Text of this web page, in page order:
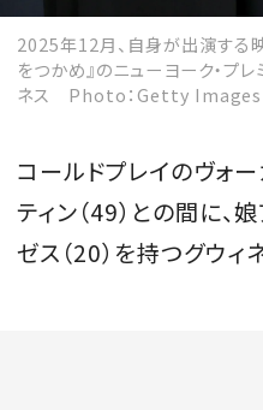
2025年12月、自身が出演する
をつかめ』のニューヨーク・プ
ネス Photo：Getty Images
コールドプレイのヴォ
ティン（49）との間に、
ゼス（20）を持つグウィ